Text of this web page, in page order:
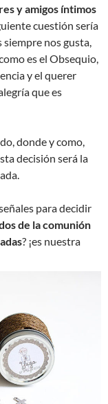
y amigos íntimos
cuestión sería
siempre nos gusta,
es el Obsequio,
y el querer
que es
donde y como,
decisión será la
para decidir
de la comunión
? ¡es nuestra